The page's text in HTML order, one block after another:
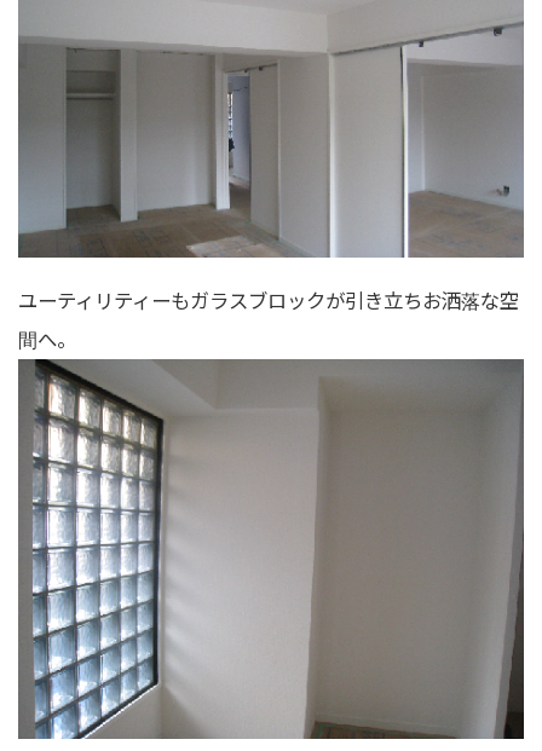
ユーティリティーもガラスブロックが引き立ちお洒落な空
間へ。